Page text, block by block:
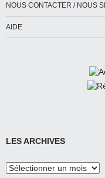
NOUS CONTACTER / NOUS
AIDE
LES ARCHIVES
Les